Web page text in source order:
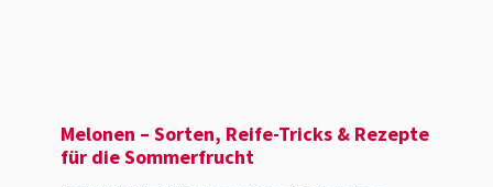
Melonen – Sorten, Reife-Tricks & Rezepte
für die Sommer­frucht